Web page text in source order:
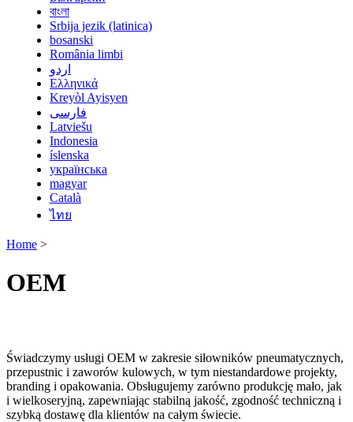
বাংলা
Srbija jezik (latinica)
bosanski
România limbi
اردو
Ελληνικά
Kreyòl Ayisyen
فارسی
Latviešu
Indonesia
íslenska
українська
magyar
Català
ไทย
Home >
OEM
Świadczymy usługi OEM w zakresie siłowników pneumatycznych,
przepustnic i zaworów kulowych, w tym niestandardowe projekty,
branding i opakowania. Obsługujemy zarówno produkcję mało, jak
i wielkoseryjną, zapewniając stabilną jakość, zgodność techniczną i
szybką dostawę dla klientów na całym świecie.